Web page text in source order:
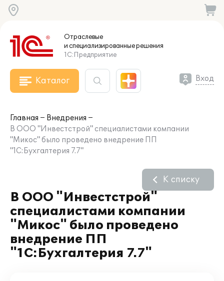
Отраслевые
и специализированныерешения
1С:Предприятие
Каталог Вход
Главная
Внедрения
В ООО "Инвестстрой" специалистами компании
"Микос" было проведено внедрение ПП
"1С:Бухгалтерия 7.7"
В ООО "Инвестстрой"
специалистами компании
"Микос" было проведено
внедрение ПП
"1С:Бухгалтерия 7.7"
К списку